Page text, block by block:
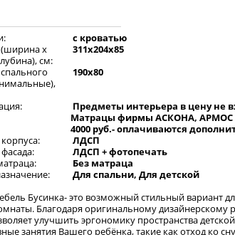
с кроватью
х
см:
311х204х85
190х80
Предметы интерьера в цену не
Матрацы фирмы АСКОНА, АРМОС
4000 руб.- оплачиваются
ЛДСП
ЛДСП + фотопечать
Без матраца
Для спальни, Для детской
Бусинка- это возможный стильный вариант
Благодаря оригинальному
улучшить эргономику пространства
занятия Вашего ребёнка, такие как отход ко